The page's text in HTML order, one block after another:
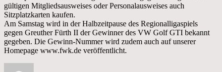
gültigen Mitgliedsausweises oder Personalausweises auch
Sitzplatzkarten kaufen.
Am Samstag wird in der Halbzeitpause des Regionalligaspiels
gegen Greuther Fürth II der Gewinner des VW Golf GTI bekannt
gegeben. Die Gewinn-Nummer wird zudem auch auf unserer
Homepage www.fwk.de veröffentlicht.